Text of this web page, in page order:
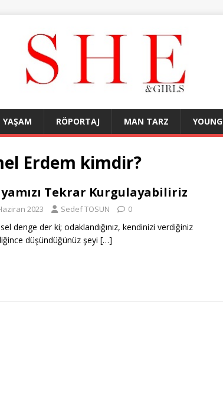
YAŞAM RÖPORTAJ MAN TARZ YOUNG
Erdem kimdir?
Tekrar Kurgulayabiliriz
2023 Sedef TOSUN 0
denge der ki; odaklandığınız, kendinizi verdiğiniz
düşündüğünüz şeyi […]